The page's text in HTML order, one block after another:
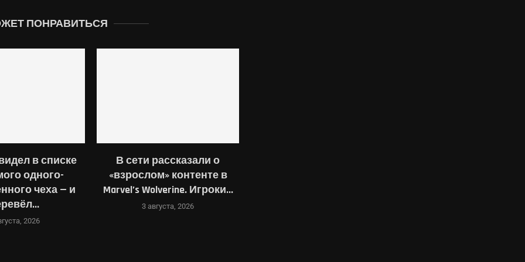
ПОНРАВИТЬСЯ
о
контенте в
Игроки...
2026
Steam задержал релиз
японского хоррора — и
автор выпустил
бесплатную...